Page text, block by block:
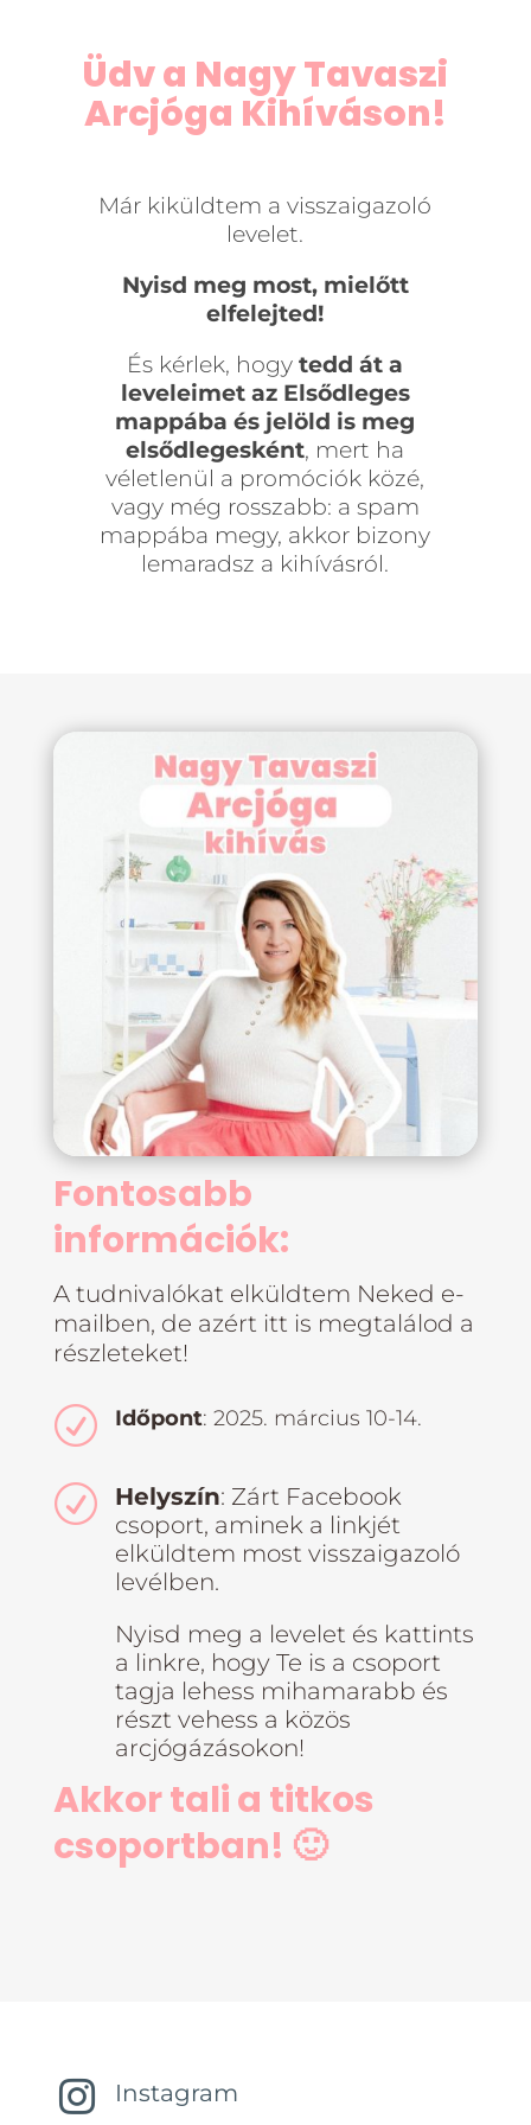
Üdv a Nagy Tavaszi
Arcjóga Kihíváson!
Már kiküldtem a visszaigazoló
levelet.
Nyisd meg most, mielőtt
elfelejted!
És kérlek, hogytedd át a
leveleimet az Elsődleges
mappába és jelöld is meg
elsődlegesként, mert ha
véletlenül a promóciók közé,
vagy még rosszabb: a spam
mappába megy, akkor bizony
lemaradsz a kihívásról.
Fontosabb
információk:
A tudnivalókat elküldtem Neked e-
mailben, de azért itt is megtalálod a
részleteket!
R Időpont: 2025. március 10-14.
R Helyszín: Zárt Facebook
csoport, aminek a linkjét
elküldtem most visszaigazoló
levélben.
Nyisd meg a levelet és kattints
a linkre, hogy Te is a csoport
tagja lehess mihamarabb és
részt vehess a közös
arcjógázásokon!
Akkor tali a titkos
csoportban! 🙂
 Instagram